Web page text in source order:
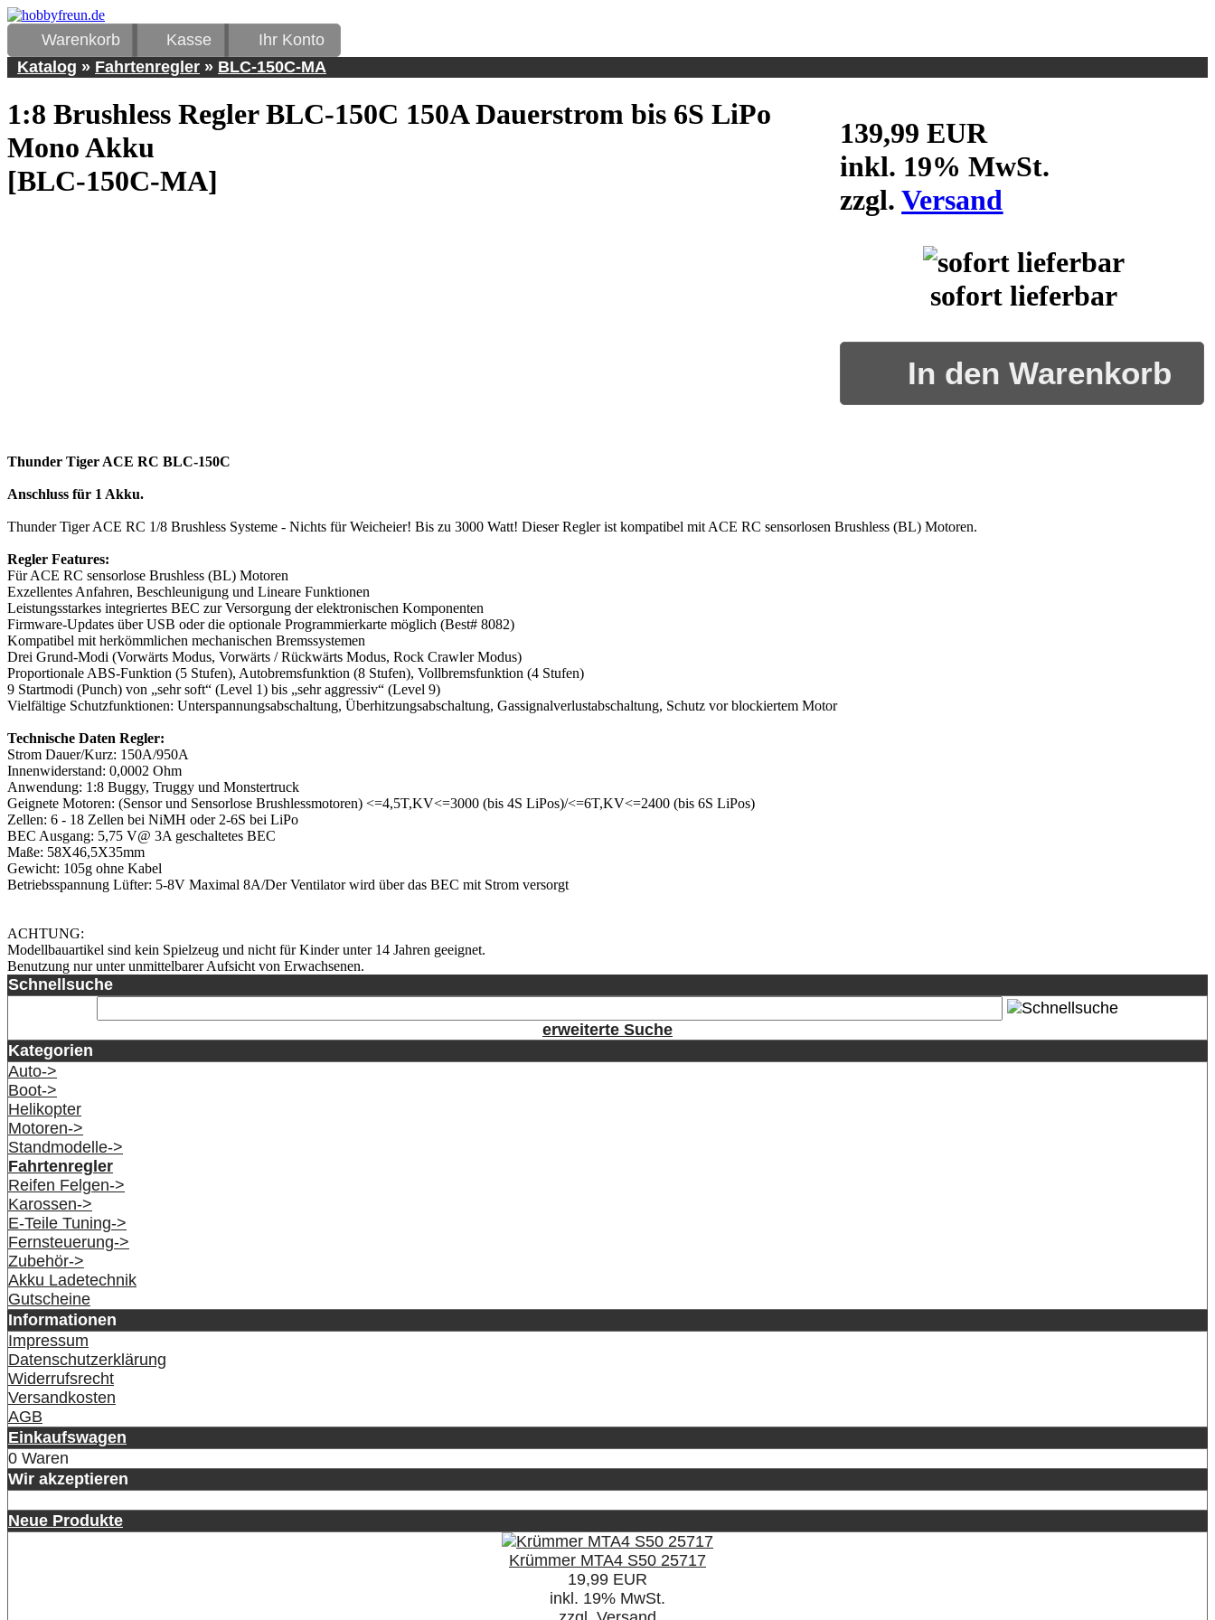
Warenkorb Kasse
Ihr Konto
Katalog » Fahrtenregler » BLC-150C-MA
139,99 EUR
inkl. 19% MwSt.
zzgl.Versand
sofort lieferbar
In den Warenkorb
1:8 Brushless Regler BLC-150C 150A Dauerstrom bis 6S LiPo
Mono Akku
[BLC-150C-MA]
Thunder Tiger ACE RC BLC-150C
Anschluss für 1 Akku.
Thunder Tiger ACE RC 1/8 Brushless Systeme - Nichts für Weicheier! Bis zu 3000 Watt! Dieser Regler ist kompatibel mit ACE RC sensorlosen Brushless (BL) Motoren.
Regler Features:
Für ACE RC sensorlose Brushless (BL) Motoren
Exzellentes Anfahren, Beschleunigung und Lineare Funktionen
Leistungsstarkes integriertes BEC zur Versorgung der elektronischen Komponenten
Firmware-Updates über USB oder die optionale Programmierkarte möglich (Best# 8082)
Kompatibel mit herkömmlichen mechanischen Bremssystemen
Drei Grund-Modi (Vorwärts Modus, Vorwärts / Rückwärts Modus, Rock Crawler Modus)
Proportionale ABS-Funktion (5 Stufen), Autobremsfunktion (8 Stufen), Vollbremsfunktion (4 Stufen)
9 Startmodi (Punch) von „sehr soft“ (Level 1) bis „sehr aggressiv“ (Level 9)
Vielfältige Schutzfunktionen: Unterspannungsabschaltung, Überhitzungsabschaltung, Gassignalverlustabschaltung, Schutz vor blockiertem Motor
Technische Daten Regler:
Strom Dauer/Kurz: 150A/950A
Innenwiderstand: 0,0002 Ohm
Anwendung: 1:8 Buggy, Truggy und Monstertruck
Geignete Motoren: (Sensor und Sensorlose Brushlessmotoren) <=4,5T,KV<=3000 (bis 4S LiPos)/<=6T,KV<=2400 (bis 6S LiPos)
Zellen: 6 - 18 Zellen bei NiMH oder 2-6S bei LiPo
BEC Ausgang: 5,75 V@ 3A geschaltetes BEC
Maße: 58X46,5X35mm
Gewicht: 105g ohne Kabel
Betriebsspannung Lüfter: 5-8V Maximal 8A/Der Ventilator wird über das BEC mit Strom versorgt
ACHTUNG:
Modellbauartikel sind kein Spielzeug und nicht für Kinder unter 14 Jahren geeignet.
Benutzung nur unter unmittelbarer Aufsicht von Erwachsenen.
Schnellsuche
erweiterte Suche
Kategorien
Auto->
Boot->
Helikopter
Motoren->
Standmodelle->
Fahrtenregler
Reifen Felgen->
Karossen->
E-Teile Tuning->
Fernsteuerung->
Zubehör->
Akku Ladetechnik
Gutscheine
Informationen
Impressum
Datenschutzerklärung
Widerrufsrecht
Versandkosten
AGB
Einkaufswagen
0 Waren
Wir akzeptieren
Neue Produkte
Krümmer MTA4 S50 25717
19,99 EUR
inkl. 19% MwSt.